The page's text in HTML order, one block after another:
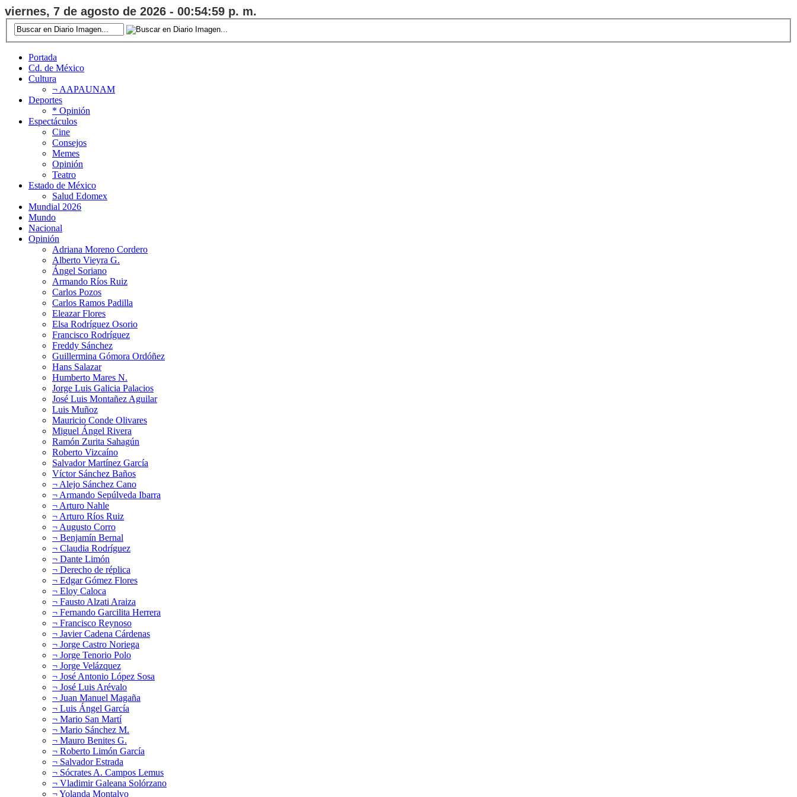
viernes, 7 de agosto de 2026 - 00:54:59 p. m.
Portada
Cd. de México
Cultura
¬ AAPAUNAM
Deportes
* Opinión
Espectáculos
Cine
Consejos
Memes
Opinión
Teatro
Estado de México
Salud Edomex
Mundial 2026
Mundo
Nacional
Opinión
Adriana Moreno Cordero
Alberto Vieyra G.
Ángel Soriano
Armando Ríos Ruiz
Carlos Pozos
Carlos Ramos Padilla
Eleazar Flores
Elsa Rodríguez Osorio
Francisco Rodríguez
Freddy Sánchez
Guillermina Gómora Ordóñez
Hans Salazar
Humberto Mares N.
Jorge Luis Galicia Palacios
José Luis Montañez Aguilar
Luis Muñoz
Mauricio Conde Olivares
Miguel Ángel Rivera
Ramón Zurita Sahagún
Roberto Vizcaíno
Salvador Martínez García
Víctor Sánchez Baños
¬ Alejo Sánchez Cano
¬ Armando Sepúlveda Ibarra
¬ Arturo Nahle
¬ Arturo Ríos Ruiz
¬ Augusto Corro
¬ Benjamín Bernal
¬ Claudia Rodríguez
¬ Dante Limón
¬ Derecho de réplica
¬ Edgar Gómez Flores
¬ Eloy Caloca
¬ Fausto Alzati Araiza
¬ Fernando Garcilita Herrera
¬ Francisco Reynoso
¬ Javier Cadena Cárdenas
¬ Jorge Castro Noriega
¬ Jorge Tenorio Polo
¬ Jorge Velázquez
¬ José Antonio López Sosa
¬ José Luis Arévalo
¬ Juan Manuel Magaña
¬ Luis Ángel García
¬ Mario San Martí
¬ Mario Sánchez M.
¬ Mauro Benites G.
¬ Roberto Limón García
¬ Salvador Estrada
¬ Sócrates A. Campos Lemus
¬ Vladimir Galeana Solórzano
¬ Yolanda Montalvo